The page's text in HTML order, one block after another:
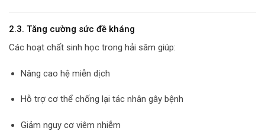
2.3. Tăng cường sức đề kháng
Các hoạt chất sinh học trong hải sâm giúp:
Nâng cao hệ miễn dịch
Hỗ trợ cơ thể chống lại tác nhân gây bệnh
Giảm nguy cơ viêm nhiễm